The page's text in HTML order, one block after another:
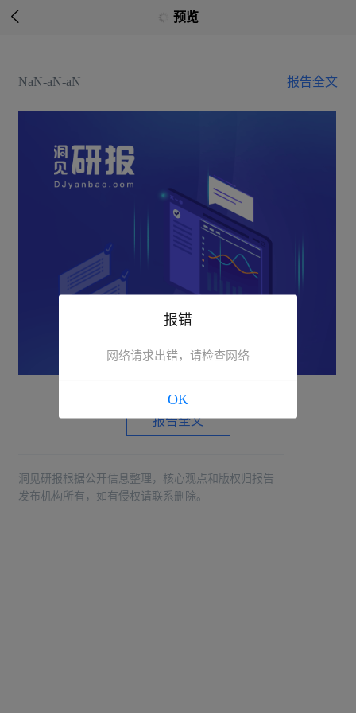
 预览
NaN-aN-aN 报告全文
报告全文
洞见研报根据公开信息整理，核心观点和版权归报告
发布机构所有，如有侵权请联系删除。
报错
网络请求出错，请检查网络
OK